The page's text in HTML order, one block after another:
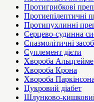
Протигрибкові
Протиепілептичні
Протипухлинні
Серцево-судинна
Спазмолітичні
Суплемент дієти
Хвороба
Хвороба Крона
Хвороба Паркінсона
Цукровий діабет
Шлунково-